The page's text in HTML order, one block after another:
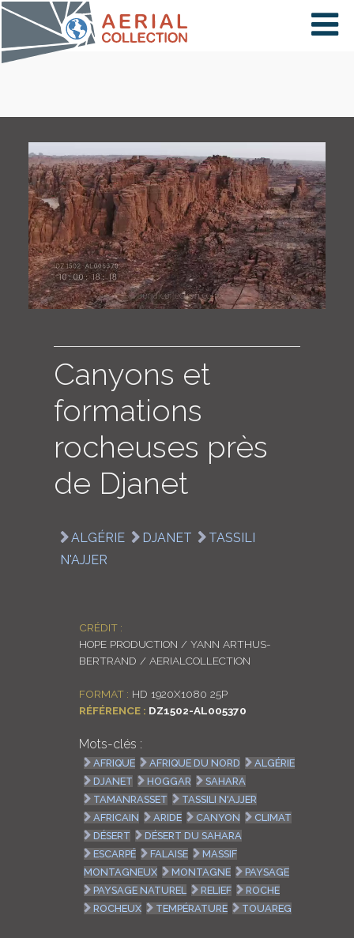
×
PAYS
CARTE
COLLECTIONS
Canyons et
formations
rocheuses près
de Djanet
ALGÉRIE DJANET
TASSILI
N'AJJER
CRÉDIT :
HOPE PRODUCTION / YANN ARTHUS-
BERTRAND / AERIALCOLLECTION
FORMAT : HD 1920X1080 25P
RÉFÉRENCE : DZ1502-AL005370
Mots-clés :
AFRIQUE AFRIQUE DU NORD
ALGÉRIE
DJANET
HOGGAR
SAHARA
TAMANRASSET
TASSILI N'AJJER
AFRICAIN
ARIDE CANYON
CLIMAT
DÉSERT
DÉSERT DU SAHARA
ESCARPÉ
FALAISE
MASSIF
MONTAGNEUX
MONTAGNE
PAYSAGE
PAYSAGE NATUREL
RELIEF
ROCHE
ROCHEUX
TEMPÉRATURE TOUAREG